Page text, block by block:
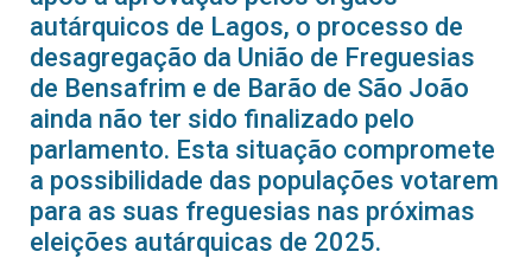
autárquicos de Lagos, o processo de
desagregação da União de Freguesias
de Bensafrim e de Barão de São João
ainda não ter sido finalizado pelo
parlamento. Esta situação compromete
a possibilidade das populações votarem
para as suas freguesias nas próximas
eleições autárquicas de 2025.